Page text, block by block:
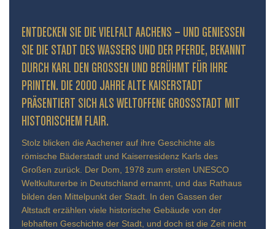
ENTDECKEN SIE DIE VIELFALT AACHENS – UND GENIESSEN S
IE DIE STADT DES WASSERS UND DER PFERDE, BEKANNT D
URCH KARL DEN GROSSEN UND BERÜHMT FÜR IHRE PR
INTEN. DIE 2000 JAHRE ALTE KAISERSTADT PR
ÄSENTIERT SICH ALS WELTOFFENE GROSSSTADT MIT HIS
TORISCHEM FLAIR.
Stolz blicken die Aachener auf ihre Geschichte als
römische Bäderstadt und Kaiserresidenz Karls des
Großen zurück. Der Dom, 1978 zum ersten UNESCO
Weltkulturerbe in Deutschland ernannt, und das Rathaus
bilden den Mittelpunkt der Stadt. In den Gassen der
Altstadt erzählen viele historische Gebäude von der
lebhaften Geschichte der Stadt, und doch ist die Zeit nicht